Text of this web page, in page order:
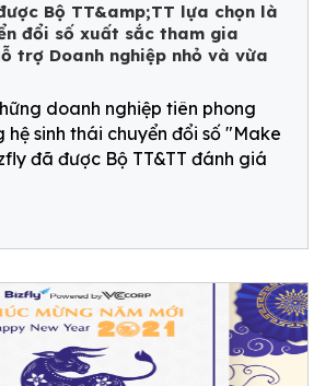
Bộ TT&amp;TT lựa chọn là
đổi số xuất sắc tham gia
trợ Doanh nghiệp nhỏ và vừa
doanh nghiệp tiên phong
sinh thái chuyển đổi số "Make
đã được Bộ TT&TT đánh giá
gia Chương trình Hỗ trợ